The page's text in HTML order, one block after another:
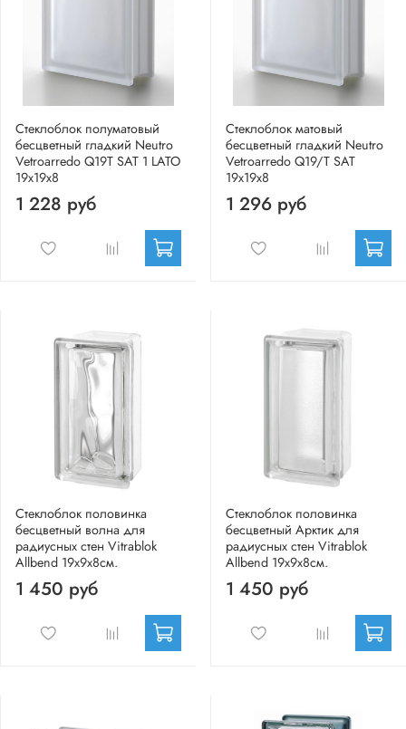
Стеклоблок полуматовый
бесцветный гладкий Neutro
Vetroarredo Q19T SAT 1 LATO
19x19x8
1 228 руб
Стеклоблок матовый
бесцветный гладкий Neutro
Vetroarredo Q19/T SAT
19x19x8
1 296 руб
Стеклоблок половинка
бесцветный волна для
радиусных стен Vitrablok
Allbend 19х9х8см.
1 450 руб
Стеклоблок половинка
бесцветный Арктик для
радиусных стен Vitrablok
Allbend 19х9х8см.
1 450 руб